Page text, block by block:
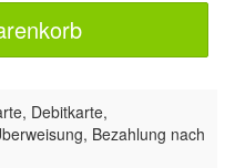
Debitkarte,
Bezahlung nach